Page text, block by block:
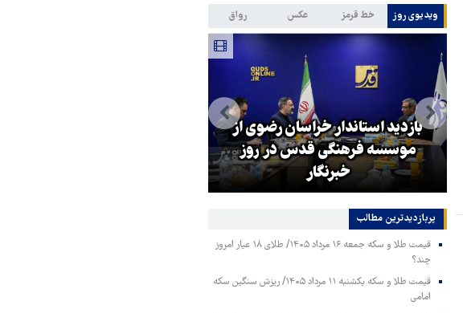
ویدیوی روز خط قرمز عکس رواق
بازدید استاندار خراسان رضوی از
موسسه فرهنگی قدس در روز
خبرنگار
پربازدیدترین‌ مطالب
قیمت طلا و سکه جمعه ۱۶ مرداد ۱۴۰۵/ طلای ۱۸ عیار امروز
چند؟
قیمت طلا و سکه یکشنبه ۱۱ مرداد ۱۴۰۵/ ریزش سنگین سکه
امامی